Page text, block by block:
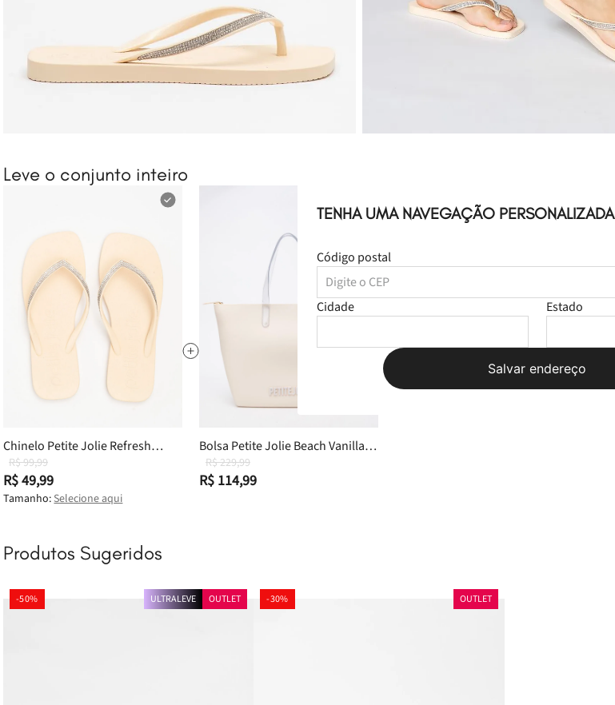
TENHA UMA NAVEGAÇÃO PERSONALIZADA
Código postal
Cidade Estado
Salvar endereço
Leve o conjunto inteiro
Chinelo Petite Jolie Refresh
Shine Vanilla PJ7404 33-4
R$ 99,99
R$ 49,99
Tamanho: Selecione aqui
Bolsa Petite Jolie Beach Vanilla
PJ11287
R$ 229,99
R$ 114,99
Leveos2produtos
por
R$ 164,98
Selecione o tamanho
Produtos Sugeridos
ULTRALEVE OUTLET
-50% OUTLET
-30%